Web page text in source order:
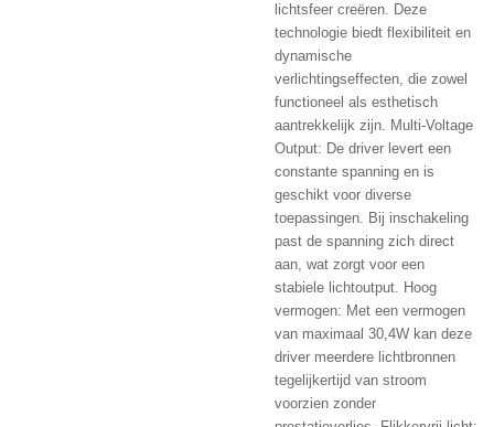
lichtsfeer creëren. Deze
technologie biedt flexibiliteit en
dynamische
verlichtingseffecten, die zowel
functioneel als esthetisch
aantrekkelijk zijn. Multi-Voltage
Output: De driver levert een
constante spanning en is
geschikt voor diverse
toepassingen. Bij inschakeling
past de spanning zich direct
aan, wat zorgt voor een
stabiele lichtoutput. Hoog
vermogen: Met een vermogen
van maximaal 30,4W kan deze
driver meerdere lichtbronnen
tegelijkertijd van stroom
voorzien zonder